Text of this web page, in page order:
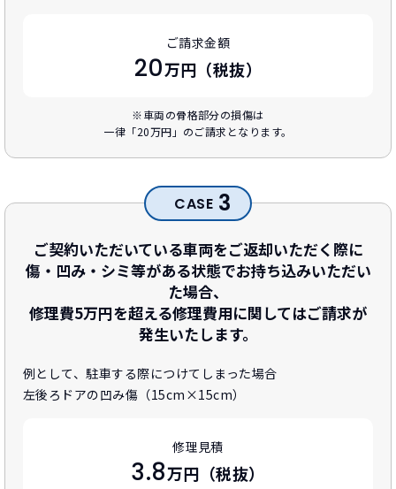
ご請求金額
20万円（税抜）
※車両の骨格部分の損傷は
一律「20万円」のご請求となります。
CASE 3
ご契約いただいている車両をご返却いただく際に
傷・凹み・シミ等がある状態でお持ち込みいただい
た場合、
修理費5万円を超える修理費用に関してはご請求が
発生いたします。
例として、駐車する際につけてしまった場合
左後ろドアの凹み傷（15cm×15cm）
修理見積
3.8万円（税抜）